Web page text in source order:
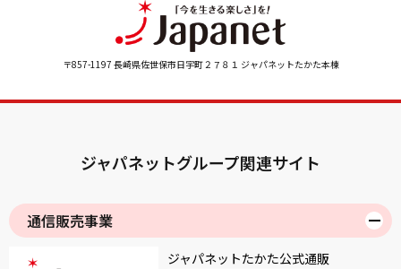
〒857-1197 長崎県佐世保市日宇町２７８１ ジャパネットたかた本棟
ジャパネットグループ関連サイト
通信販売事業
ジャパネットたかた公式通販